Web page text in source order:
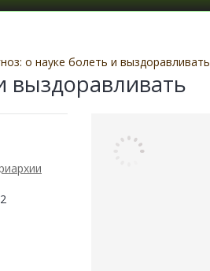
о науке болеть и выздоравливать
выздоравливать